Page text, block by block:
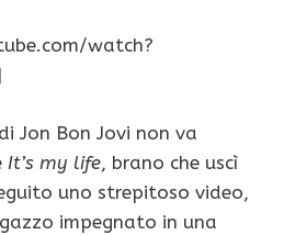
watch?
Jon Bon Jovi non va
It’s my life, brano che uscì
uno strepitoso video,
impegnato in una